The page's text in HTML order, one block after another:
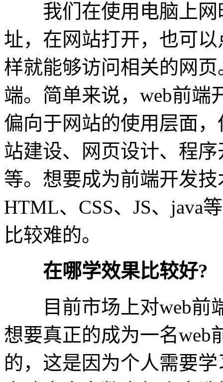
我们在使用电脑上网
址，在网站打开，也可
样就能够访问相关的网
端。简单来说，web前端
偏向于网站的使用层面
站建设、网页设计、程
等。想要成为前端开发
HTML、CSS、JS、java
比较难的。
在哪学效果比较好?
目前市场上对web前
想要真正的成为一名web
的，这是因为个人需要